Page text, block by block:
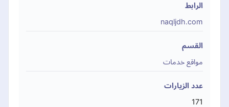
الرابط
naqljdh.com
القسم
مواقع خدمات
عدد الزيارات
171